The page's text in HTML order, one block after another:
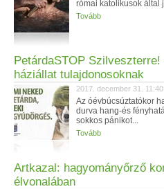
római katolikusok által
Tovább
PetárdaSTOP
háziállat tulajdonosoknak
2017. december 31. 11:40
Az óévbúcsúztatókor
durva hang-és
sokkos pánikot...
Tovább
Artkazal: hagyományőrző
élvonalában